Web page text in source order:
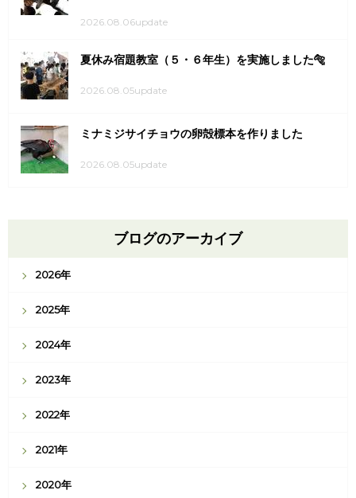
2026.08.06update
夏休み宿題教室（５・６年生）を実施しました🐅
2026.08.05update
ミナミジサイチョウの卵殻標本を作りました
2026.08.05update
ブログのアーカイブ
2026年
2025年
2024年
2023年
2022年
2021年
2020年